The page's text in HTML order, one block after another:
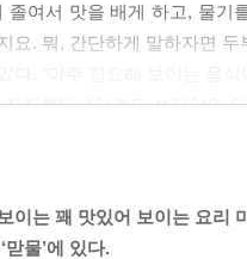
졸여서 맛을 배게 하고, 물
요. 뭐, 간단하게 말하자면 두
진지했다. “이것도 쓰지야의
이 센 요리를 연이어 내는 것
.
이는 꽤 맛있어 보이는 요리
물’에 있다.